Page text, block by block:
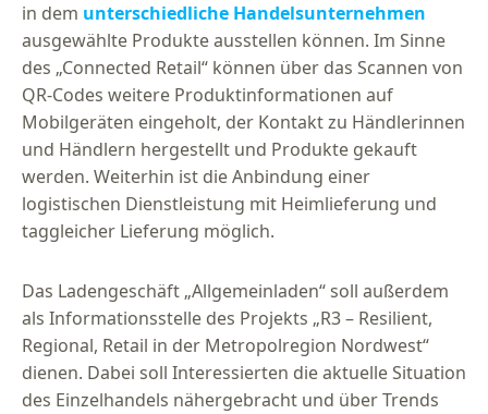
in dem unterschiedliche Handelsunternehmen
ausgewählte Produkte ausstellen können. Im Sinne
des „Connected Retail“ können über das Scannen von
QR-Codes weitere Produktinformationen auf
Mobilgeräten eingeholt, der Kontakt zu Händlerinnen
und Händlern hergestellt und Produkte gekauft
werden. Weiterhin ist die Anbindung einer
logistischen Dienstleistung mit Heimlieferung und
taggleicher Lieferung möglich.
Das Ladengeschäft „Allgemeinladen“ soll außerdem
als Informationsstelle des Projekts „R3 – Resilient,
Regional, Retail in der Metropolregion Nordwest“
dienen. Dabei soll Interessierten die aktuelle Situation
des Einzelhandels nähergebracht und über Trends